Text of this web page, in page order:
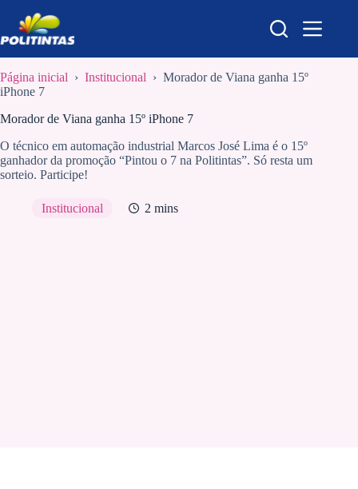
para
o
conteúdo
Página inicial › Institucional › Morador de Viana ganha 15º
iPhone 7
Morador de Viana ganha 15º iPhone 7
O técnico em automação industrial Marcos José Lima é o 15º
ganhador da promoção “Pintou o 7 na Politintas”. Só resta um
sorteio. Participe!
Institucional 2 mins